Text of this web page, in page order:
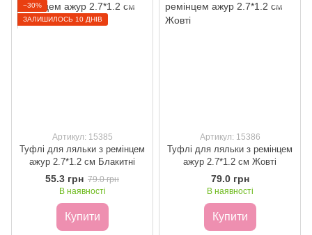
−30%
ЗАЛИШИЛОСЬ 10 ДНІВ
Артикул: 15385
Туфлі для ляльки з ремінцем
ажур 2.7*1.2 см Блакитні
55.3 грн 79.0 грн
В наявності
Купити
Артикул: 15386
Туфлі для ляльки з ремінцем
ажур 2.7*1.2 см Жовті
79.0 грн
В наявності
Купити